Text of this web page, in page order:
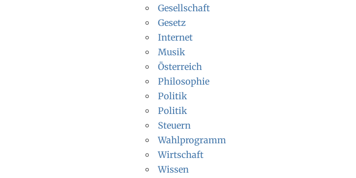
Gesellschaft
Gesetz
Internet
Musik
Österreich
Philosophie
Politik
Politik
Steuern
Wahlprogramm
Wirtschaft
Wissen